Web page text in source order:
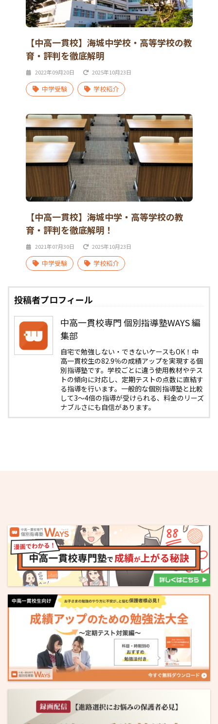
【中高一貫校】海城中学校・高等学校の教
育・評判を徹底解明
2022年09月20日 2025年10月23日
中学受験 学校紹介
【中高一貫校】海城中学・高等学校の教
育・評判を徹底解明！
2021年07月30日 2025年10月23日
中学受験 学校紹介
投稿者プロフィール
中高一貫校専門 個別指導塾WAYS 編
集部
自宅で勉強しない・できないケースもOK！中
高一貫校生の82.9％の成績アップを実現する個
別指導塾です。学校ごとに違う使用教材やテス
トの傾向に対応し、定期テストの点数に直結す
る指導を行います。一般的な個別指導塾と比較
して3〜4倍の指導が受けられる、料金のリーズ
ナブルさにも自信があります。